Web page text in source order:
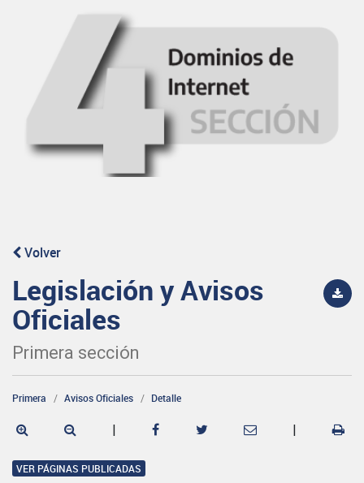
Volver
Legislación y Avisos
Oficiales
Primera sección
Primera Avisos Oficiales Detalle
| |
VER PÁGINAS PUBLICADAS